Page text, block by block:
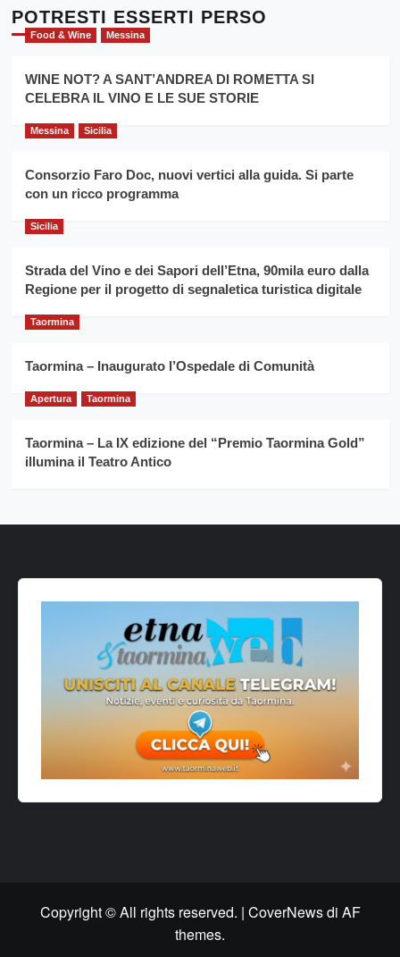
l’
evento
per
la
filiera
grano
Cronoscalata
Giarre
Montesalice
per
il
anno
Franco
Caruso
POTRESTI ESSERTI PERSO
Food & Wine Messina
WINE NOT? A SANT’ANDREA DI ROMETTA SI
CELEBRA IL VINO E LE SUE STORIE
Messina Sicilia
Consorzio Faro Doc, nuovi vertici alla guida. Si parte
con un ricco programma
Sicilia
Strada del Vino e dei Sapori dell’Etna, 90mila euro dalla
Regione per il progetto di segnaletica turistica digitale
Taormina
Taormina – Inaugurato l’Ospedale di Comunità
Apertura Taormina
Taormina – La IX edizione del “Premio Taormina Gold”
illumina il Teatro Antico
Copyright © All rights reserved. | CoverNewsdi AF
themes.